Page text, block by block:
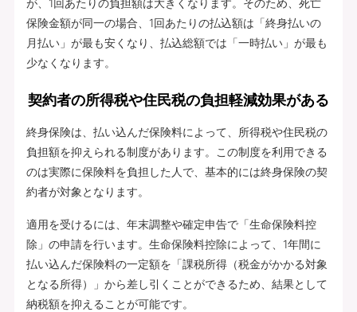
が、1回あたりの負担額は大きくなります。そのため、死亡
保険金額が同一の場合、1回あたりの払込額は「終身払いの
月払い」が最も安くなり、払込総額では「一時払い」が最も
少なくなります。
契約者の所得税や住民税の負担軽減効果がある
終身保険は、払い込んだ保険料によって、所得税や住民税の
負担額を抑えられる制度があります。この制度を利用できる
のは実際に保険料を負担した人で、基本的には終身保険の契
約者が対象となります。
適用を受けるには、年末調整や確定申告で「生命保険料控
除」の申請を行います。生命保険料控除によって、1年間に
払い込んだ保険料の一定額を「課税所得（税金がかかる対象
となる所得）」から差し引くことができるため、結果として
納税額を抑えることが可能です。